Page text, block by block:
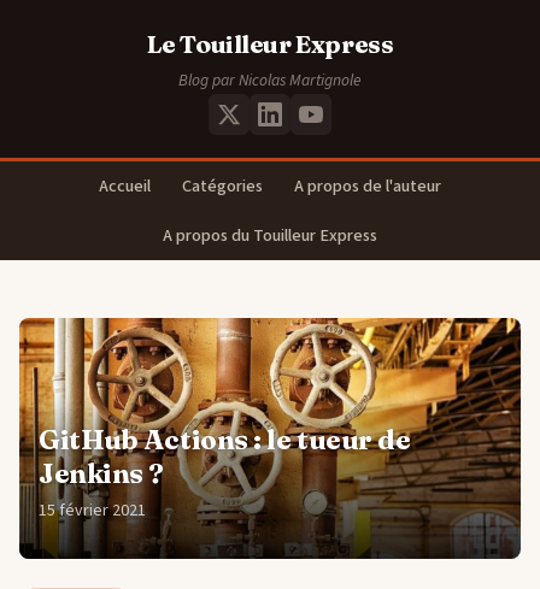
Le Touilleur Express
Blog par Nicolas Martignole
Accueil Catégories
A propos de l'auteur
A propos du Touilleur Express
GitHub Actions : le tueur de
Jenkins ?
15 février 2021